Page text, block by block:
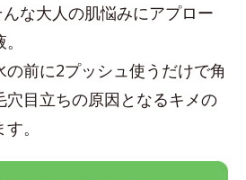
な大人の肌悩みにアプロー
前に2プッシュ使うだけで角
穴目立ちの原因となるキメの
。